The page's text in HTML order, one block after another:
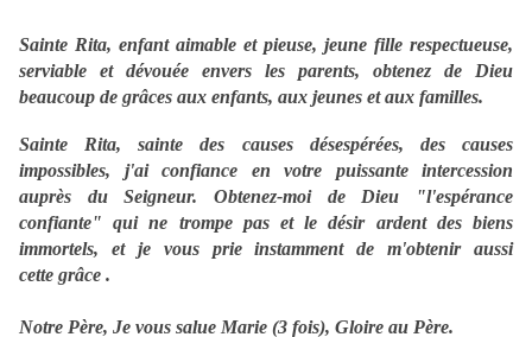
Sainte Rita, enfant aimable et pieuse, jeune fille respectueuse,
serviable et dévouée envers les parents, obtenez de Dieu
beaucoup de grâces aux enfants, aux jeunes et aux familles.
Sainte Rita, sainte des causes désespérées, des causes
impossibles, j'ai confiance en votre puissante intercession
auprès du Seigneur. Obtenez-moi de Dieu "l'espérance
confiante" qui ne trompe pas et le désir ardent des biens
immortels, et je vous prie instamment de m'obtenir aussi
cette grâce .
Notre Père, Je vous salue Marie (3 fois), Gloire au Père.